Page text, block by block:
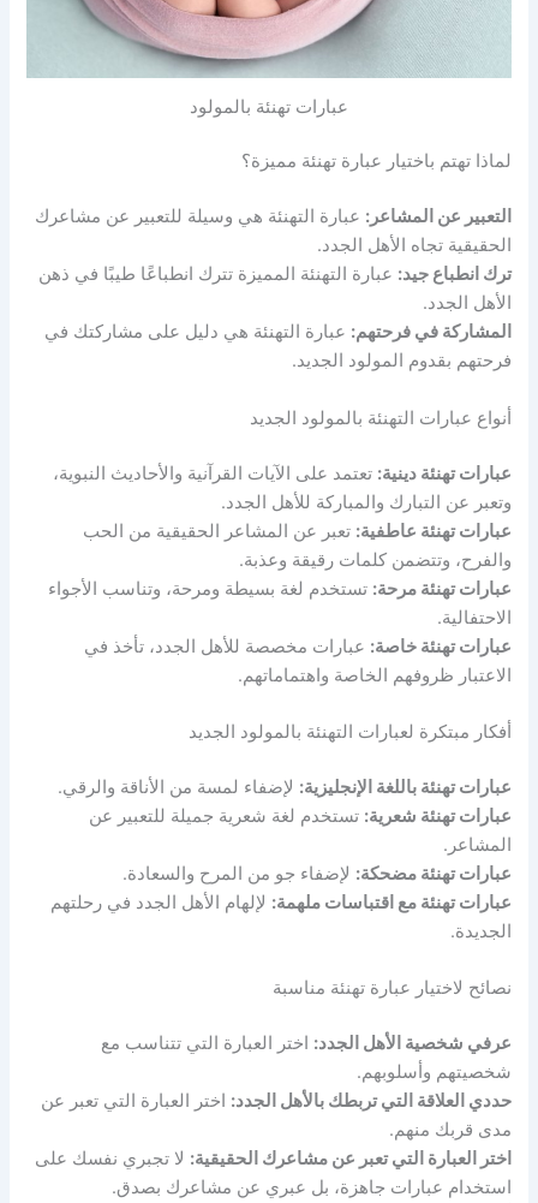
عبارات تهنئة بالمولود
لماذا تهتم باختيار عبارة تهنئة مميزة؟
التعبير عن المشاعر: عبارة التهنئة هي وسيلة للتعبير عن مشاعرك
الحقيقية تجاه الأهل الجدد.
ترك انطباع جيد: عبارة التهنئة المميزة تترك انطباعًا طيبًا في ذهن
الأهل الجدد.
المشاركة في فرحتهم: عبارة التهنئة هي دليل على مشاركتك في
فرحتهم بقدوم المولود الجديد.
أنواع عبارات التهنئة بالمولود الجديد
عبارات تهنئة دينية: تعتمد على الآيات القرآنية والأحاديث النبوية،
وتعبر عن التبارك والمباركة للأهل الجدد.
عبارات تهنئة عاطفية: تعبر عن المشاعر الحقيقية من الحب
والفرح، وتتضمن كلمات رقيقة وعذبة.
عبارات تهنئة مرحة: تستخدم لغة بسيطة ومرحة، وتناسب الأجواء
الاحتفالية.
عبارات تهنئة خاصة: عبارات مخصصة للأهل الجدد، تأخذ في
الاعتبار ظروفهم الخاصة واهتماماتهم.
أفكار مبتكرة لعبارات التهنئة بالمولود الجديد
عبارات تهنئة باللغة الإنجليزية: لإضفاء لمسة من الأناقة والرقي.
عبارات تهنئة شعرية: تستخدم لغة شعرية جميلة للتعبير عن
المشاعر.
عبارات تهنئة مضحكة: لإضفاء جو من المرح والسعادة.
عبارات تهنئة مع اقتباسات ملهمة: لإلهام الأهل الجدد في رحلتهم
الجديدة.
نصائح لاختيار عبارة تهنئة مناسبة
عرفي شخصية الأهل الجدد: اختر العبارة التي تتناسب مع
شخصيتهم وأسلوبهم.
حددي العلاقة التي تربطك بالأهل الجدد: اختر العبارة التي تعبر عن
مدى قربك منهم.
اختر العبارة التي تعبر عن مشاعرك الحقيقية: لا تجبري نفسك على
استخدام عبارات جاهزة، بل عبري عن مشاعرك بصدق.